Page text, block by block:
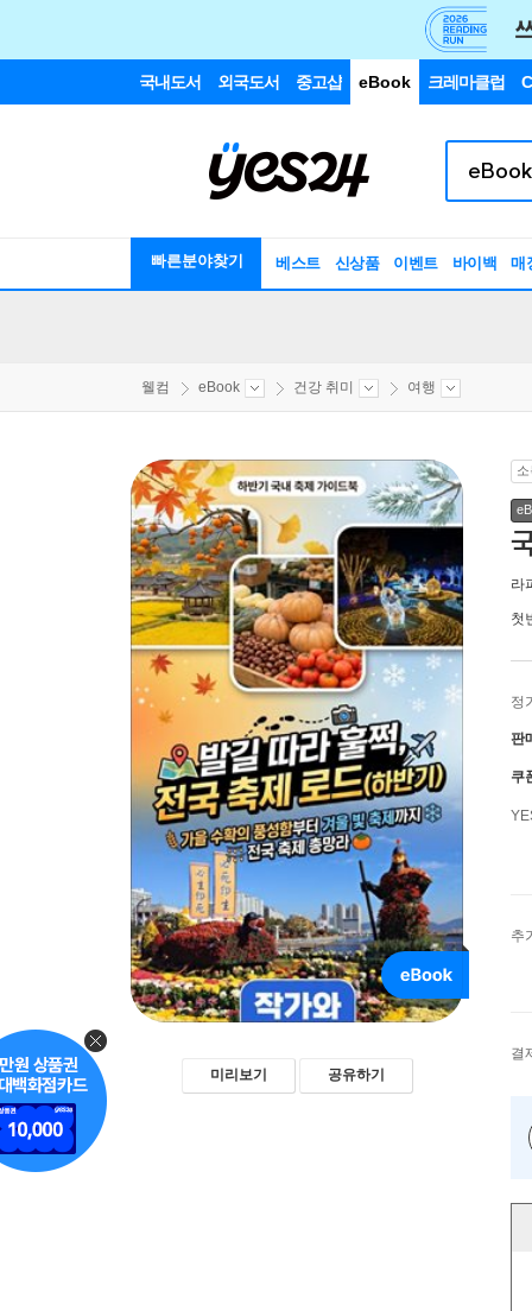
국내도서 외국도서 중고샵 eBook 크레마클럽
빠른분야찾기 베스트 신상품 이벤트 바이백 매
웰컴 eBook 건강 취미 여행
미리보기 공유하기
라
첫
정
판
쿠
추
결